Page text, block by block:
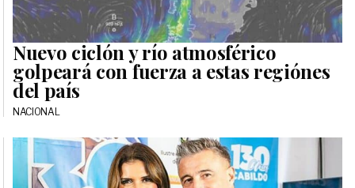
Nuevo ciclón y río atmosférico
golpeará con fuerza a estas regiónes
del país
NACIONAL